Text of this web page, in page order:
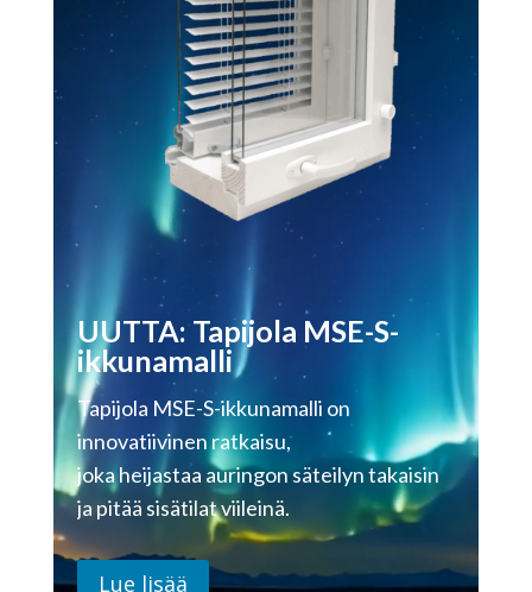
UUTTA: Tapijola MSE-S-
ikkunamalli
Tapijola MSE-S-ikkunamalli on
innovatiivinen ratkaisu,
joka heijastaa auringon säteilyn takaisin
ja pitää sisätilat viileinä.
Lue lisää